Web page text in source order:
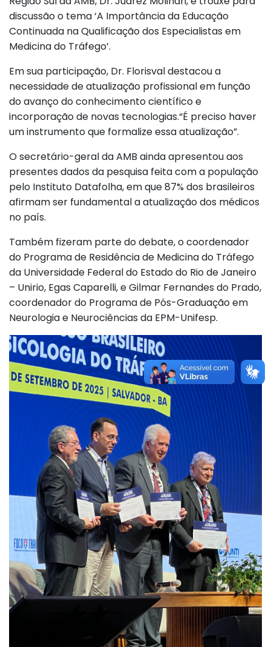
discussão o tema ‘A Importância da Educação
Continuada na Qualificação dos Especialistas em
Medicina do Tráfego’.
Em sua participação, Dr. Florisval destacou a
necessidade de atualização profissional em função
do avanço do conhecimento científico e
incorporação de novas tecnologias.“É preciso haver
um instrumento que formalize essa atualização”.
O secretário-geral da AMB ainda apresentou aos
presentes dados da pesquisa feita com a população
pelo Instituto Datafolha, em que 87% dos brasileiros
afirmam ser fundamental a atualização dos médicos
no país.
Também fizeram parte do debate, o coordenador
do Programa de Residência de Medicina do Tráfego
da Universidade Federal do Estado do Rio de Janeiro
– Unirio, Egas Caparelli, e Gilmar Fernandes do Prado,
coordenador do Programa de Pós-Graduação em
Neurologia e Neurociências da EPM-Unifesp.